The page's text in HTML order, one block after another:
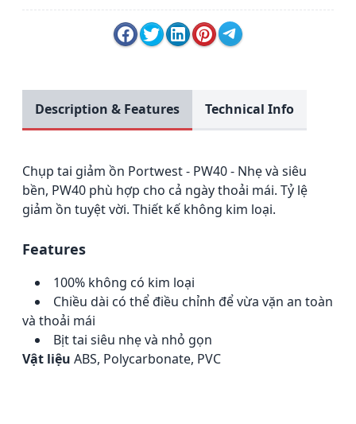
Description & Features Technical Info
Chụp tai giảm ồn Portwest - PW40 - Nhẹ và siêu
bền, PW40 phù hợp cho cả ngày thoải mái. Tỷ lệ
giảm ồn tuyệt vời. Thiết kế không kim loại.
Features
100% không có kim loại
Chiều dài có thể điều chỉnh để vừa vặn an toàn
và thoải mái
Bịt tai siêu nhẹ và nhỏ gọn
Vật liệu ABS, Polycarbonate, PVC